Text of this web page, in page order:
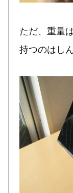
ただ、重量
持つのはし